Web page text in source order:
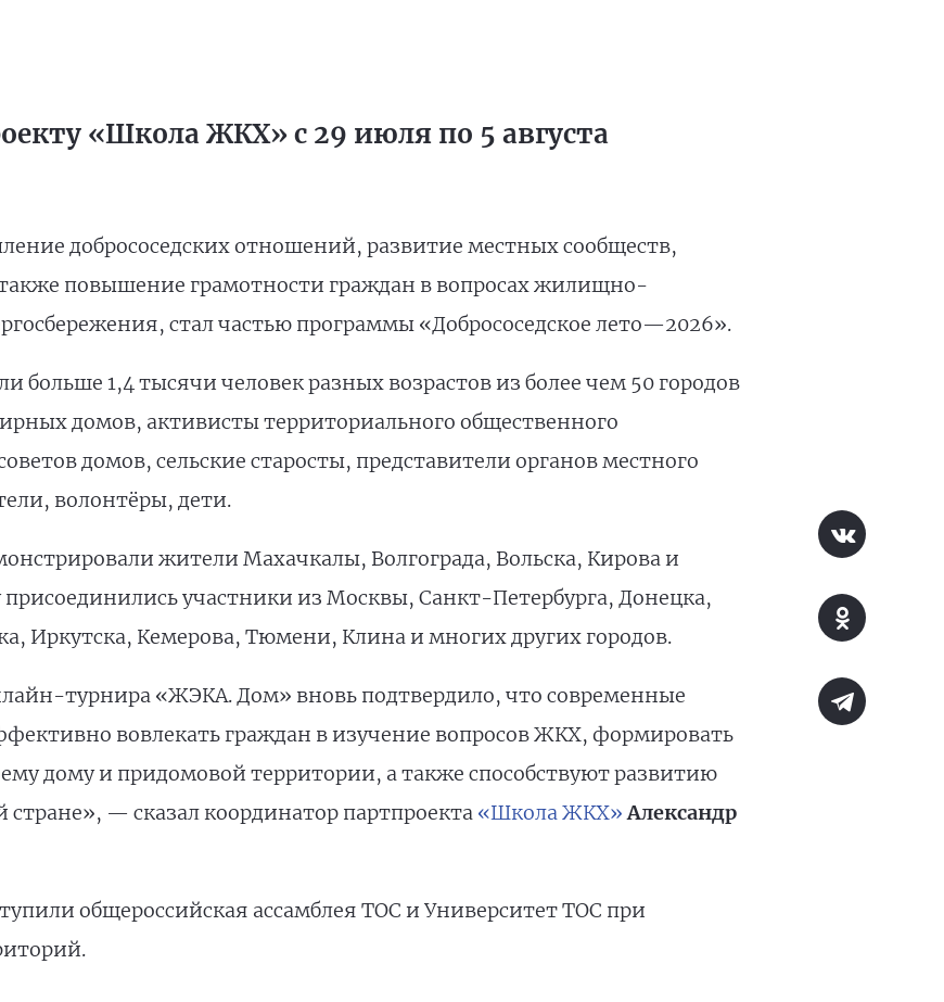
«Школа ЖКХ» с 29 июля по 5 августа
добрососедских отношений, развитие местных сообществ,
также повышение грамотности граждан в вопросах жилищно-
стал частью программы «Добрососедское лето—2026».
больше 1,4 тысячи человек разных возрастов из более чем 50 городов
домов, активисты территориального общественного
домов, сельские старосты, представители органов местного
волонтёры, дети.
жители Махачкалы, Волгограда, Вольска, Кирова и
участники из Москвы, Санкт-Петербурга, Донецка,
Иркутска, Кемерова, Тюмени, Клина и многих других городов.
турнира «ЖЭКА. Дом» вновь подтвердило, что современные
вовлекать граждан в изучение вопросов ЖКХ, формировать
дому и придомовой территории, а также способствуют развитию
стране», — сказал координатор партпроекта «Школа ЖКХ»Александр
общероссийская ассамблея ТОС и Университет ТОС при